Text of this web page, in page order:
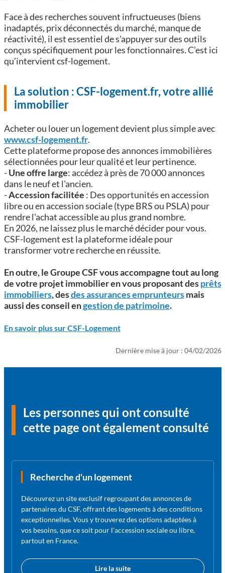
Face à des recherches souvent infructueuses (biens
inadaptés, prix déconnectés du marché, manque de
réactivité), il est essentiel de s'appuyer sur des outils
conçus spécifiquement pour les fonctionnaires. C’est ici
qu’intervient csf-logement.
La solution : CSF-logement.fr, votre allié
immobilier
Acheter ou louer un logement devient plus simple avec
www.csf-logement.fr.
Cette plateforme propose des annonces immobilières
sélectionnées pour leur qualité et leur pertinence.
-Une offre large: accédez à près de 70 000 annonces
dans le neuf et l'ancien.
-Accession facilitée : Des opportunités en accession
libre ou en accession sociale (type BRS ou PSLA) pour
rendre l'achat accessible au plus grand nombre.
En 2026, ne laissez plus le marché décider pour vous.
CSF-logement est la plateforme idéale pour
transformer votre recherche en réussite.
En outre, le Groupe CSF vous accompagne tout au long
de votre projet immobilier en vous proposant desprêts
immobiliers, desdes assurances emprunteursmais
aussi des conseil engestion de patrimoine.
En savoir plus sur CSF-Logement
Dernière mise à jour : 04/02/2026
Les personnes qui ont consulté
cette page ont également consulté
Recherche d'un logement
Découvrez un site exclusif regroupant des annonces de
partenaires du CSF, offrant des logements à des conditions
exceptionnelles. Vous y trouverez des options adaptées à
vos besoins, que ce soit pour l'accession sociale ou libre,
partout en France.
Lire la suite